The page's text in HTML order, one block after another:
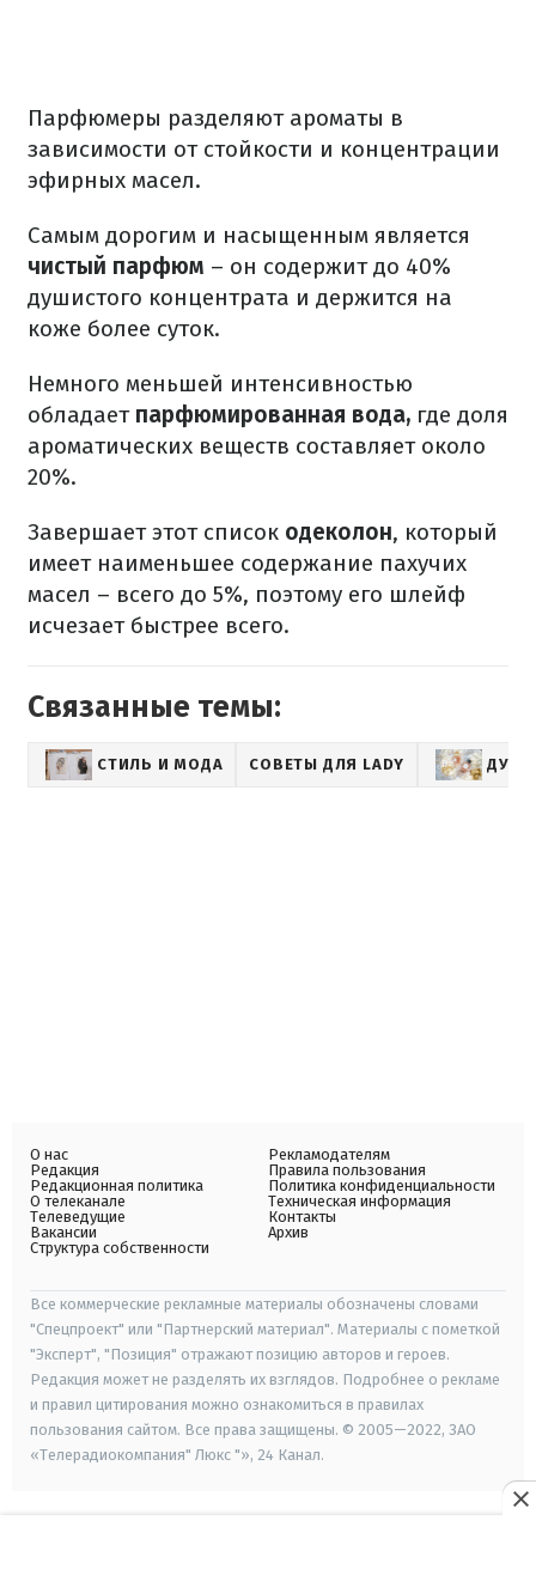
Парфюмеры разделяют ароматы в
зависимости от стойкости и концентрации
эфирных масел.
Самым дорогим и насыщенным является
чистый парфюм – он содержит до 40%
душистого концентрата и держится на
коже более суток.
Немного меньшей интенсивностью
обладает парфюмированная вода, где доля
ароматических веществ составляет около
20%.
Завершает этот список одеколон, который
имеет наименьшее содержание пахучих
масел – всего до 5%, поэтому его шлейф
исчезает быстрее всего.
Связанные темы:
СТИЛЬ И МОДА СОВЕТЫ ДЛЯ LADY ДУХИ
О нас
Редакция
Редакционная политика
О телеканале
Телеведущие
Вакансии
Структура собственности
Рекламодателям
Правила пользования
Политика конфиденциальности
Техническая информация
Контакты
Архив
Все коммерческие рекламные материалы обозначены словами
"Спецпроект" или "Партнерский материал". Материалы с пометкой
"Эксперт", "Позиция" отражают позицию авторов и героев.
Редакция может не разделять их взглядов. Подробнее о рекламе
и правил цитирования можно ознакомиться в правилах
пользования сайтом. Все права защищены. © 2005—2022, ЗАО
«Телерадиокомпания" Люкс "», 24 Канал.